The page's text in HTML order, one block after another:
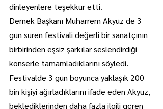
dinleyenlere teşekkür etti.
Dernek Başkanı Muharrem Akyüz de 3
gün süren festivali değerli bir sanatçının
birbirinden eşsiz şarkılar seslendirdiği
konserle tamamladıklarını söyledi.
Festivalde 3 gün boyunca yaklaşık 200
bin kişiyi ağırladıklarını ifade eden Akyüz,
beklediklerinden daha fazla ilgili gören